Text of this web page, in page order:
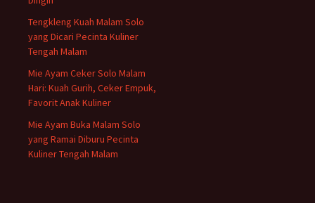
Tengkleng Kuah Malam Solo
yang Dicari Pecinta Kuliner
Tengah Malam
Mie Ayam Ceker Solo Malam
Hari: Kuah Gurih, Ceker Empuk,
Favorit Anak Kuliner
Mie Ayam Buka Malam Solo
yang Ramai Diburu Pecinta
Kuliner Tengah Malam